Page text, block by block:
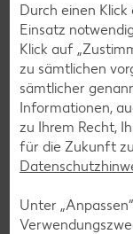
Glutenfreie
Wer auf Gluten
Vielfalt und
mit unseren
die nicht nur
Durch einen
Einsatz
Klick auf
zu sämtlichen
sämtlicher
Informationen,
zu Ihrem Recht,
für die Zukunft
Unter